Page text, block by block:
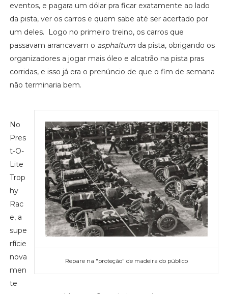
eventos, e pagara um dólar pra ficar exatamente ao lado
da pista, ver os carros e quem sabe até ser acertado por
um deles. Logo no primeiro treino, os carros que
passavam arrancavam o asphaltumda pista, obrigando os
organizadores a jogar mais óleo e alcatrão na pista pras
corridas, e isso já era o prenúncio de que o fim de semana
não terminaria bem.
Repare na "proteção" de madeira do público
No
Pres
t-O-
Lite
Trop
hy
Rac
e, a
supe
rfície
nova
men
te